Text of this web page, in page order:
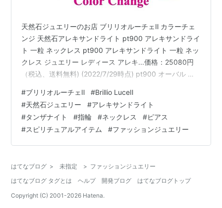
天然石ジュエリーのお店 ブリリオルーチェⅡ カラーチェ
ンジ 天然石アレキサンドライト pt900 アレキサンドライ
ト 一粒 ネックレス pt900 アレキサンドライト 一粒 ネッ
クレス ジュエリー レディース アレキ...価格：25080円
（税込、送料無料) (2022/7/29時点) pt900 オーバル ア
ル アレキサンドライト & ダイヤモンド リング エタ...価
格：45980円（税込、送料無料) (2022/7/29時点) 超希少
石 Pt900 グランディディエライト オーバルカット ダイ
ヤモンド プラチナ ネックレス 超…
#ブリリオルーチェⅡ #Brillio LuceⅡ
#天然石ジュエリー #アレキサンドライト
#タンザナイト #指輪 #ネックレス #ピアス
#スピリチュアルアイテム #ファッションジュエリー
はてなブログ > 未指定 > ファッションジュエリー
はてなブログ タグとは
ヘルプ 開発ブログ
はてなブログトップ
Copyright (C) 2001-2026 Hatena.